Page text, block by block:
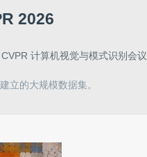
2026
计算机视觉与模式识别会议
立的大规模数据集。